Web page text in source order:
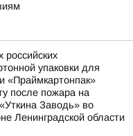
упаковки для
«Праймкартонпак»
после пожара на
Заводь» во
Ленинградской области